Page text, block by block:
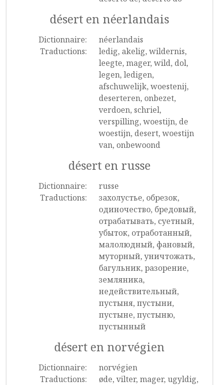
désert en néerlandais
Dictionnaire:
néerlandais
Traductions:
ledig, akelig, wildernis,
leegte, mager, wild, dol,
legen, ledigen,
afschuwelijk, woestenij,
deserteren, onbezet,
verdoen, schriel,
verspilling, woestijn, de
woestijn, desert, woestijn
van, onbewoond
désert en russe
Dictionnaire:
russe
Traductions:
захолустье, обрезок,
одиночество, бредовый,
отрабатывать, суетный,
убыток, отработанный,
малолюдный, фановый,
муторный, уничтожать,
багульник, разорение,
земляника,
недействительный,
пустыня, пустыни,
пустыне, пустыню,
пустынный
désert en norvégien
Dictionnaire:
norvégien
Traductions:
øde, vilter, mager, ugyldig,